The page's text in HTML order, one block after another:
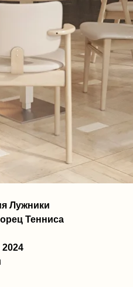
Лужники
Тенниса